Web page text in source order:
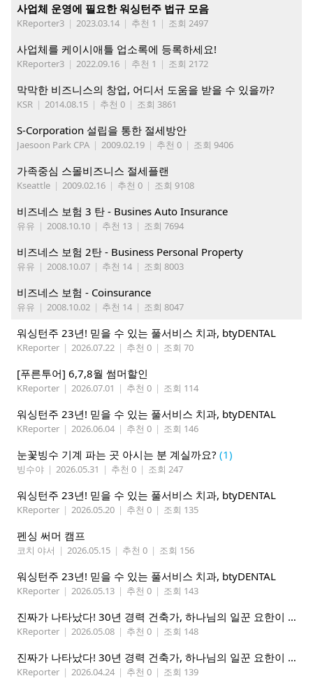
사업체 운영에 필요한 워싱턴주 법규 모음
KReporter3 | 2023.03.14 | 추천 1 | 조회 2497
사업체를 케이시애틀 업소록에 등록하세요!
KReporter3 | 2022.09.16 | 추천 1 | 조회 2172
막막한 비즈니스의 창업, 어디서 도움을 받을 수 있을까?
KSR | 2014.08.15 | 추천 0 | 조회 3861
S-Corporation 설립을 통한 절세방안
Jaesoon Park CPA | 2009.02.19 | 추천 0 | 조회 9406
가족중심 스몰비즈니스 절세플랜
Kseattle | 2009.02.16 | 추천 0 | 조회 9108
비즈네스 보험 3 탄 - Busines Auto Insurance
유유 | 2008.10.10 | 추천 13 | 조회 7694
비즈네스 보험 2탄 - Business Personal Property
유유 | 2008.10.07 | 추천 14 | 조회 8003
비즈네스 보험 - Coinsurance
유유 | 2008.10.02 | 추천 14 | 조회 8047
워싱턴주 23년! 믿을 수 있는 풀서비스 치과, btyDENTAL
KReporter | 2026.07.22 | 추천 0 | 조회 70
[푸른투어] 6,7,8월 썸머할인
KReporter | 2026.07.01 | 추천 0 | 조회 114
워싱턴주 23년! 믿을 수 있는 풀서비스 치과, btyDENTAL
KReporter | 2026.06.04 | 추천 0 | 조회 146
눈꽃빙수 기계 파는 곳 아시는 분 계실까요? (1)
빙수야 | 2026.05.31 | 추천 0 | 조회 247
워싱턴주 23년! 믿을 수 있는 풀서비스 치과, btyDENTAL
KReporter | 2026.05.20 | 추천 0 | 조회 135
펜싱 써머 캠프
코치 야서 | 2026.05.15 | 추천 0 | 조회 156
워싱턴주 23년! 믿을 수 있는 풀서비스 치과, btyDENTAL
KReporter | 2026.05.13 | 추천 0 | 조회 143
진짜가 나타났다! 30년 경력 건축가, 하나님의 일꾼 요한이 책임 시공합니다.
KReporter | 2026.05.08 | 추천 0 | 조회 148
진짜가 나타났다! 30년 경력 건축가, 하나님의 일꾼 요한이 책임 시공합니다.
KReporter | 2026.04.24 | 추천 0 | 조회 139